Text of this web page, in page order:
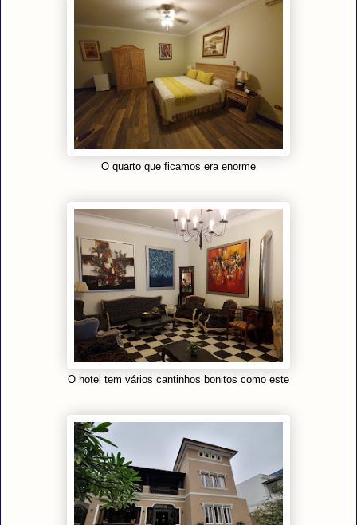
O quarto que ficamos era enorme
O hotel tem vários cantinhos bonitos como este